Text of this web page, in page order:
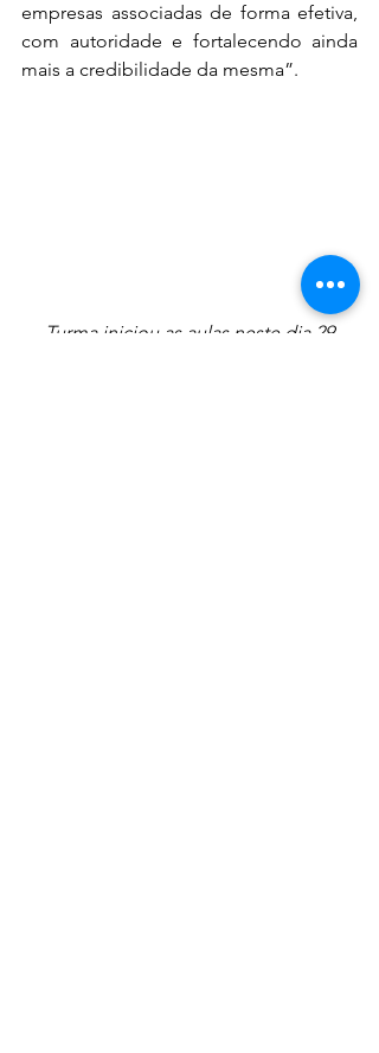
empresas associadas de forma efetiva,
com autoridade e fortalecendo ainda
mais a credibilidade da mesma”.
Turma iniciou as aulas neste dia 29